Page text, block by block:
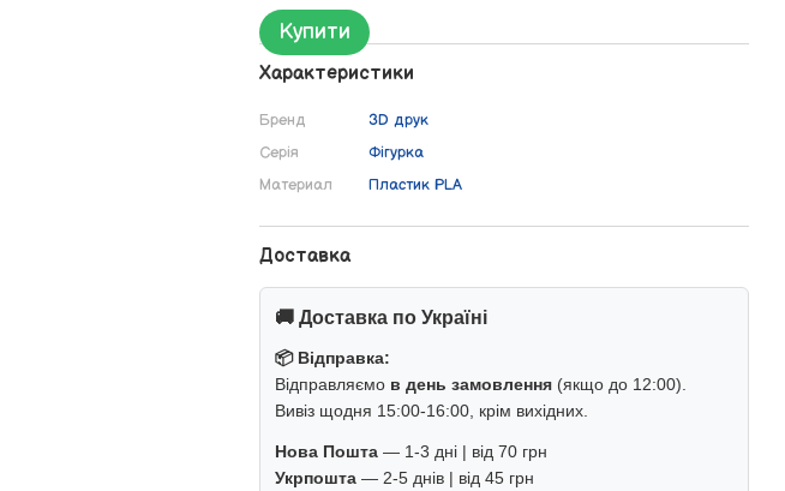
Купити
Характеристики
Бренд
3D друк
Серія
Фігурка
Материал
Пластик PLA
Доставка
🚚 Доставка по Україні
📦 Відправка:
Відправляємо в день замовлення (якщо до 12:00).
Вивіз щодня 15:00-16:00, крім вихідних.
Нова Пошта — 1-3 дні | від 70 грн
Укрпошта — 2-5 днів | від 45 грн